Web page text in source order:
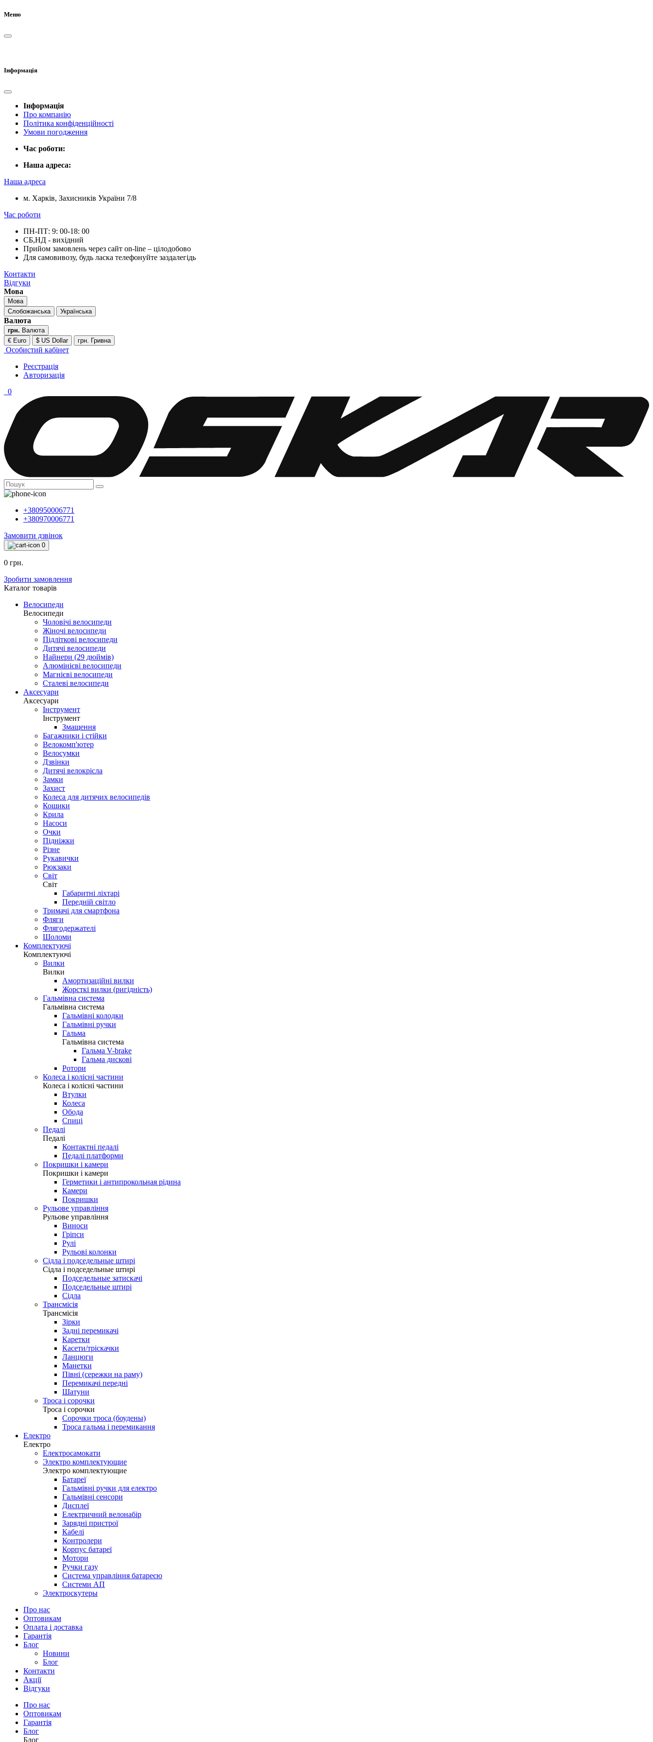
Меню
Інформація
Інформація
Про компанію
Політика конфіденційності
Умови погодження
Час роботи:
Наша адреса:
Наша адреса
м. Харків, Захисників України 7/8
Час роботи
ПН-ПТ: 9: 00-18: 00
СБ,НД - вихідний
Прийом замовлень через сайт on-line – цілодобово
Для самовивозу, будь ласка телефонуйте заздалегідь
Контакти
Відгуки
Мова
Мова
Слобожанська
Українська
Валюта
грн. Валюта
€ Euro
$ US Dollar грн. Гривна
Особистий кабінет
Реєстрація
Авторизація
0
+380950006771
+380970006771
Замовити дзвінок
0
0 грн.
Зробити замовлення
Каталог товарiв
Велосипеди
Велосипеди
Чоловічі велосипеди
Жіночі велосипеди
Підліткові велосипеди
Дитячі велосипеди
Найнери (29 дюймів)
Алюмінієві велосипеди
Магнієві велосипеди
Сталеві велосипеди
Аксесуари
Аксесуари
Інструмент
Інструмент
Змащення
Багажники і стійки
Велокомп'ютер
Велосумки
Дзвінки
Дитячі велокрісла
Замки
Захист
Колеса для дитячих велосипедів
Кошики
Крила
Насоси
Очки
Підніжки
Різне
Рукавички
Рюкзаки
Світ
Світ
Габаритні ліхтарі
Передній світло
Тримачі для смартфона
Фляги
Флягодержателі
Шоломи
Комплектуючі
Комплектуючі
Вилки
Вилки
Амортизаційні вилки
Жорсткі вилки (ригідність)
Гальмівна система
Гальмівна система
Гальмівні колодки
Гальмівні ручки
Гальма
Гальмівна система
Гальма V-brake
Гальма дискові
Ротори
Колеса і колісні частини
Колеса і колісні частини
Втулки
Колеса
Обода
Спиці
Педалі
Педалі
Контактні педалі
Педалі платформи
Покришки і камери
Покришки і камери
Герметики і антипрокольная рідина
Камери
Покришки
Рульове управління
Рульове управління
Виноси
Гріпси
Рулі
Рульові колонки
Сідла і подседельные штирі
Сідла і подседельные штирі
Подседельные затискачі
Подседельные штирі
Сідла
Трансмісія
Трансмісія
Зірки
Задні перемикачі
Каретки
Касети/тріскачки
Ланцюги
Манетки
Півні (сережки на раму)
Перемикачі передні
Шатуни
Троса і сорочки
Троса і сорочки
Сорочки троса (боудены)
Троса гальма і перемикання
Електро
Електро
Електросамокати
Электро комплектующие
Электро комплектующие
Батареї
Гальмівні ручки для електро
Гальмівні сенсори
Дисплеї
Електричний велонабір
Зарядні пристрої
Кабелі
Контролери
Корпус батареї
Мотори
Ручки газу
Система управління батареєю
Системи АП
Электроскутеры
Про нас
Оптовикам
Оплата і доставка
Гарантія
Блог
Новини
Блог
Контакти
Акції
Відгуки
Про нас
Оптовикам
Гарантія
Блог
Блог